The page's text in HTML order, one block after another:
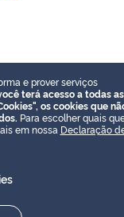
e prover serviços
terá acesso a todas as
os cookies que
Para escolher quais
em nossa Declaração